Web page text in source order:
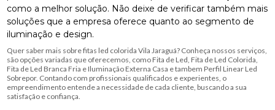
como a melhor solução. Não deixe de verificar também mais
soluções que a empresa oferece quanto ao segmento de
iluminação e design.
Quer saber mais sobre fitas led colorida Vila Jaraguá? Conheça nossos serviços,
são opções variadas que oferecemos, como Fita de Led, Fita de Led Colorida,
Fita de Led Branca Fria e Iluminação Externa Casa e tambem Perfil Linear Led
Sobrepor. Contando com profissionais qualificados e experientes, o
empreendimento entende a necessidade de cada cliente, buscando a sua
satisfação e confiança.